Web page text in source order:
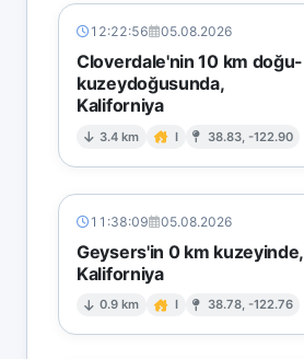
12:22:56 05.08.2026
Cloverdale'nin 10 km doğu-
kuzeydoğusunda,
Kaliforniya
3.4 km I 38.83, -122.90
11:38:09 05.08.2026
Geysers'in 0 km kuzeyinde,
Kaliforniya
0.9 km I 38.78, -122.76